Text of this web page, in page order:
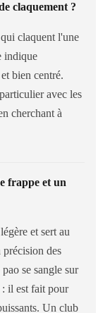
claquement ?
claquent l'une
indique
bien centré.
avec les
cherchant à
frappe et un
et sert au
précision des
se sangle sur
: il est fait pour
Un club